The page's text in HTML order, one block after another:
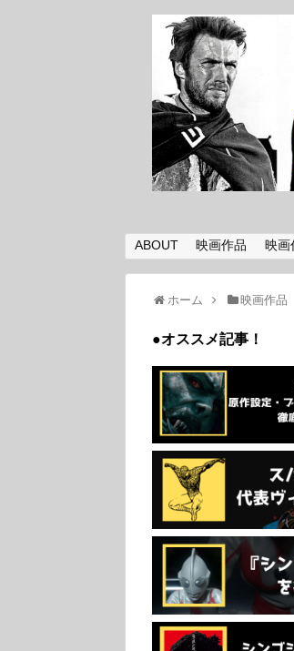
ABOUT 映画作品 映画
ホーム 映画作品
●オススメ記事！